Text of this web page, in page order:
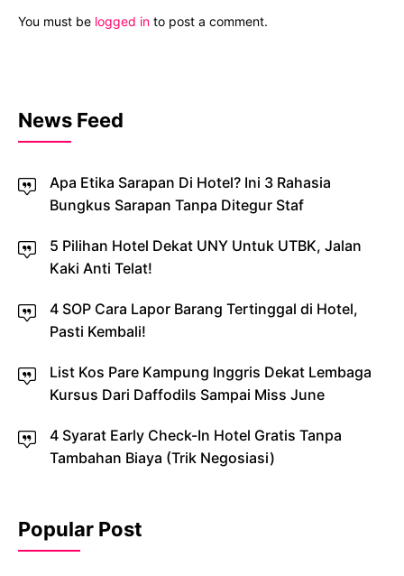
You must be logged in to post a comment.
News Feed
Apa Etika Sarapan Di Hotel? Ini 3 Rahasia
Bungkus Sarapan Tanpa Ditegur Staf
5 Pilihan Hotel Dekat UNY Untuk UTBK, Jalan
Kaki Anti Telat!
4 SOP Cara Lapor Barang Tertinggal di Hotel,
Pasti Kembali!
List Kos Pare Kampung Inggris Dekat Lembaga
Kursus Dari Daffodils Sampai Miss June
4 Syarat Early Check-In Hotel Gratis Tanpa
Tambahan Biaya (Trik Negosiasi)
Popular Post